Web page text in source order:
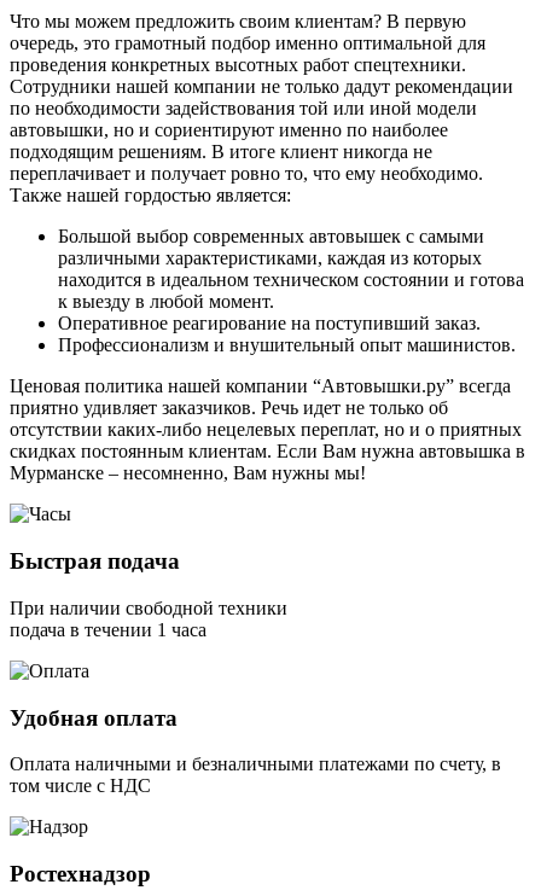
Что мы можем предложить своим клиентам? В первую
очередь, это грамотный подбор именно оптимальной для
проведения конкретных высотных работ спецтехники.
Сотрудники нашей компании не только дадут рекомендации
по необходимости задействования той или иной модели
автовышки, но и сориентируют именно по наиболее
подходящим решениям. В итоге клиент никогда не
переплачивает и получает ровно то, что ему необходимо.
Также нашей гордостью является:
Большой выбор современных автовышек с самыми
различными характеристиками, каждая из которых
находится в идеальном техническом состоянии и готова
к выезду в любой момент.
Оперативное реагирование на поступивший заказ.
Профессионализм и внушительный опыт машинистов.
Ценовая политика нашей компании “Автовышки.ру” всегда
приятно удивляет заказчиков. Речь идет не только об
отсутствии каких-либо нецелевых переплат, но и о приятных
скидках постоянным клиентам. Если Вам нужна автовышка в
Мурманске – несомненно, Вам нужны мы!
Быстрая подача
При наличии свободной техники
подача в течении 1 часа
Удобная оплата
Оплата наличными и безналичными платежами по счету, в
том числе с НДС
Ростехнадзор